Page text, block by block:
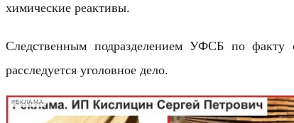
химические реактивы.
Следственным подразделением УФСБ по факту
расследуется уголовное дело.
РЕКЛАМА